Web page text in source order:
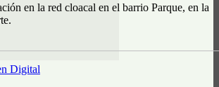
Digital
en la red cloacal en el barrio Parque, en la